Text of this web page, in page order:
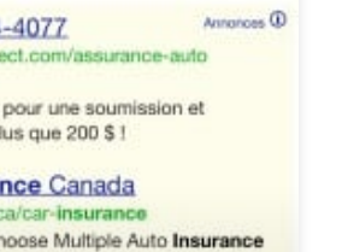
des créatifs
différents pour
de ce processus de
on a pu observer les
des enhanced